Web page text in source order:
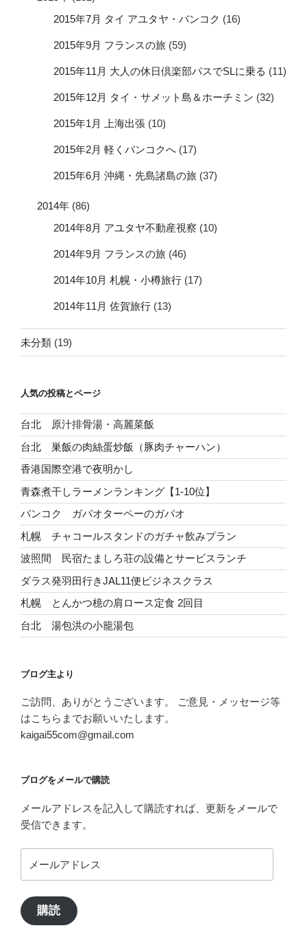
2015年7月 タイ アユタヤ・バンコク (16)
2015年9月 フランスの旅 (59)
2015年11月 大人の休日倶楽部パスでSLに乗る (11)
2015年12月 タイ・サメット島＆ホーチミン (32)
2015年1月 上海出張 (10)
2015年2月 軽くバンコクへ (17)
2015年6月 沖縄・先島諸島の旅 (37)
2014年 (86)
2014年8月 アユタヤ不動産視察 (10)
2014年9月 フランスの旅 (46)
2014年10月 札幌・小樽旅行 (17)
2014年11月 佐賀旅行 (13)
未分類 (19)
人気の投稿とページ
台北 原汁排骨湯・高麗菜飯
台北 巣飯の肉絲蛋炒飯（豚肉チャーハン）
香港国際空港で夜明かし
青森煮干しラーメンランキング【1-10位】
バンコク ガパオターペーのガパオ
札幌 チャコールスタンドのガチャ飲みプラン
波照間 民宿たましろ荘の設備とサービスランチ
ダラス発羽田行きJAL11便ビジネスクラス
札幌 とんかつ檍の肩ロース定食 2回目
台北 湯包洪の小籠湯包
ブログ主より
ご訪問、ありがとうございます。 ご意見・メッセージ等
はこちらまでお願いいたします。
kaigai55com@gmail.com
ブログをメールで購読
メールアドレスを記入して購読すれば、更新をメールで
受信できます。
ー
ア
ド
購読